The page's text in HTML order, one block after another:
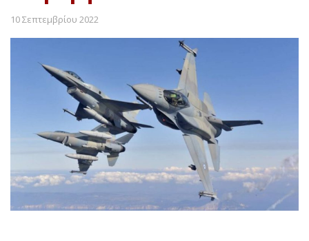
10 Σεπτεμβρίου 2022